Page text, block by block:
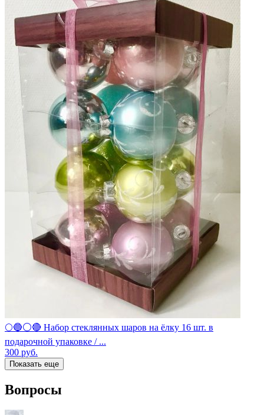
🌕🔵⚪🔴 Набор стеклянных шаров на ёлку 16 шт. в
подарочной упаковке / ...
300 руб.
Показать еще
Вопросы